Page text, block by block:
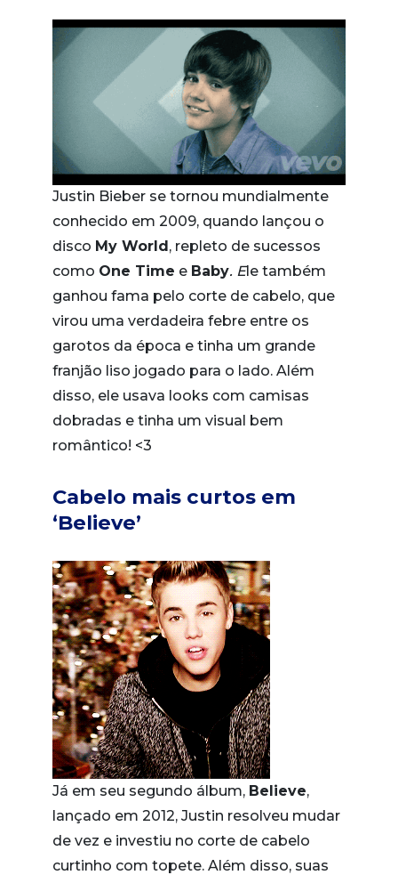
Justin Bieber se tornou mundialmente
conhecido em 2009, quando lançou o
disco My World , repleto de sucessos
como One Time e Baby. Ele também
ganhou fama pelo corte de cabelo, que
virou uma verdadeira febre entre os
garotos da época e tinha um grande
franjão liso jogado para o lado. Além
disso, ele usava looks com camisas
dobradas e tinha um visual bem
romântico! <3
Cabelo mais curtos em
‘Believe’
Já em seu segundo álbum, Believe,
lançado em 2012, Justin resolveu mudar
de vez e investiu no corte de cabelo
curtinho com topete. Além disso, suas